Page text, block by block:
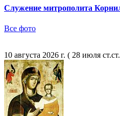
Служение митрополита
Все фото
10 августа 2026 г. ( 28 июля